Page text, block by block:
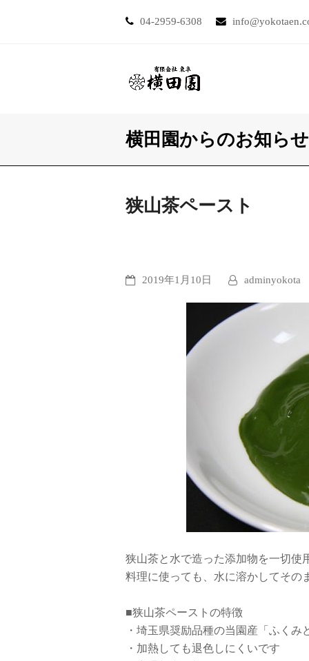
04-2959-6308
横田園からのお知らせ
狭山茶ペースト
2019年1月10日 adminyokota
狭山茶と水で造った添加物を一切使
料理に使っても、水に溶かしてその
■狭山茶ペーストの特徴
・埼玉県奨励品種の当園産「ふくみ
・加熱しても退色しにくいです